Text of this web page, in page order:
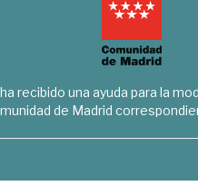
recibido una ayuda para la
de Madrid